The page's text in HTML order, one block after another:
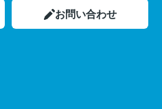
お問い合わせ